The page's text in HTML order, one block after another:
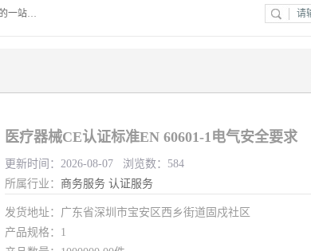
深圳万检通科技有限公司主营:iso9001质量认证机构及质检报告流程，为众多行业和产品提供通行全球解决方案的一站式全领域公共检测、鉴定、验货、srrc认证,质量检测认证及CE认证公司，帮助企业应对全球各种技术贸易壁垒，提升企业竞争优势，满足其对品质的高标准要求。
医疗器械CE认证标准EN 60601-1电气安全要求
更新时间：2026-08-07 浏览数：584
所属行业： 商务服务 认证服务
发货地址：广东省深圳市宝安区西乡街道固戍社区
产品规格：1